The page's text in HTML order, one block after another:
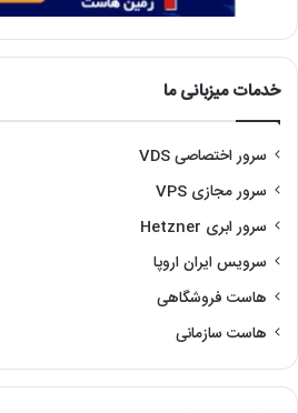
خدمات میزبانی ما
سرور اختصاصی VDS
سرور مجازی VPS
سرور ابری Hetzner
سرویس ایران اروپا
هاست فروشگاهی
هاست سازمانی